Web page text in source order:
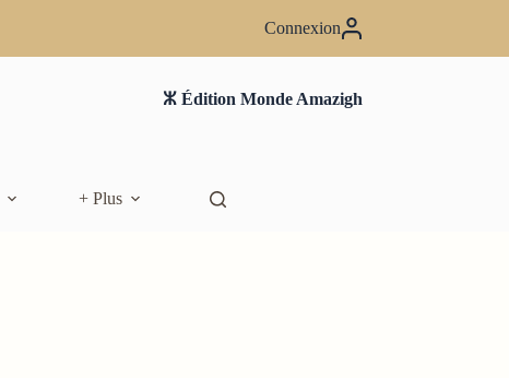
Connexion
ⵣ Édition Monde Amazigh
+ Plus